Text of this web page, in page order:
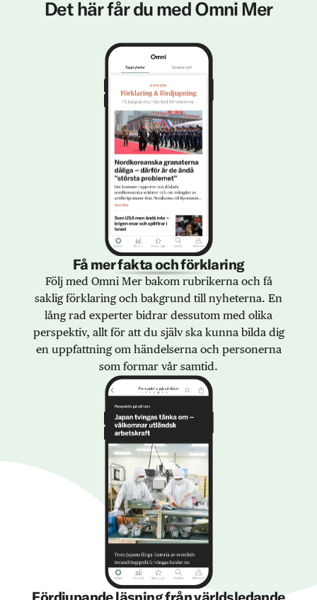
Det här får du med Omni Mer
Få mer fakta och förklaring
Följ med Omni Mer bakom rubrikerna och få
saklig förklaring och bakgrund till nyheterna. En
lång rad experter bidrar dessutom med olika
perspektiv, allt för att du själv ska kunna bilda dig
en uppfattning om händelserna och personerna
som formar vår samtid.